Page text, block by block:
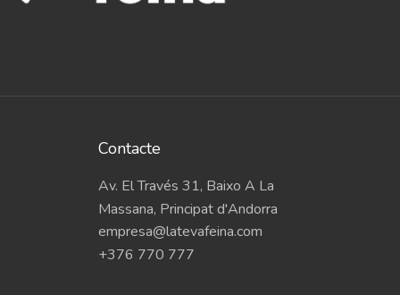
Contacte
Av. El Través 31, Baixo A La
Massana, Principat d'Andorra
empresa@latevafeina.com
+376 770 777